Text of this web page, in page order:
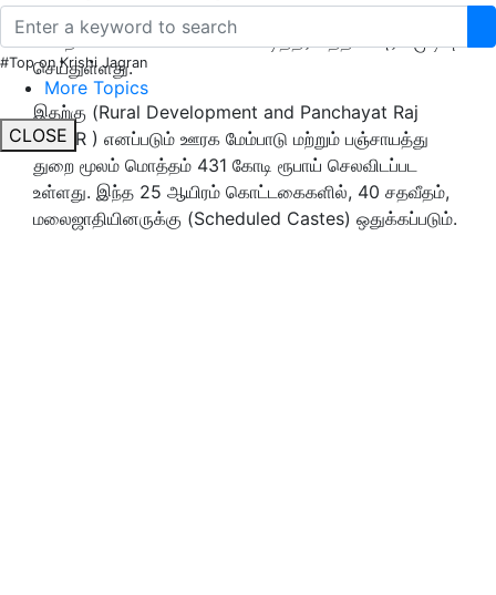
#Top on Krishi Jagran
More Topics
CLOSE
சேர்ந்தகால்நடைவிவசாயிகளுக்கு மொத்தம் 25 ஆயிரம்
கால்நடை கொட்டகைகளைக் கட்டித்தர மத்திய அரசு முடிவு
செய்துள்ளது.
இதற்கு (Rural Development and Panchayat Raj
(RDPR ) எனப்படும் ஊரக மேம்பாடு மற்றும் பஞ்சாயத்து
துறை மூலம் மொத்தம் 431 கோடி ரூபாய் செலவிடப்பட
உள்ளது. இந்த 25 ஆயிரம் கொட்டகைகளில், 40 சதவீதம்,
மலைஜாதியினருக்கு (Scheduled Castes) ஒதுக்கப்படும்.